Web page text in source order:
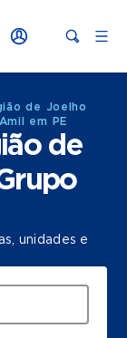
de Joelho
em PE
de
unidades e